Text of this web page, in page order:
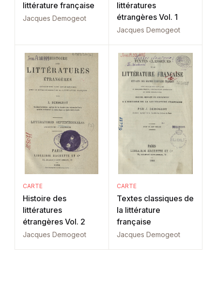
littérature française
Jacques Demogeot
littératures
étrangères Vol. 1
Jacques Demogeot
CARTE
Histoire des
littératures
étrangères Vol. 2
Jacques Demogeot
CARTE
Textes classiques de
la littérature
française
Jacques Demogeot